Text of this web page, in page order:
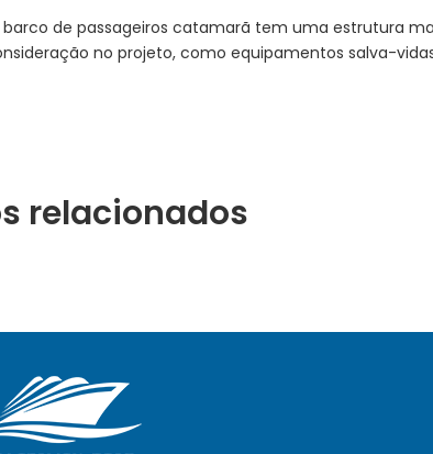
barco de passageiros catamarã tem uma estrutura
no projeto, como equipamentos salva-
relacionados